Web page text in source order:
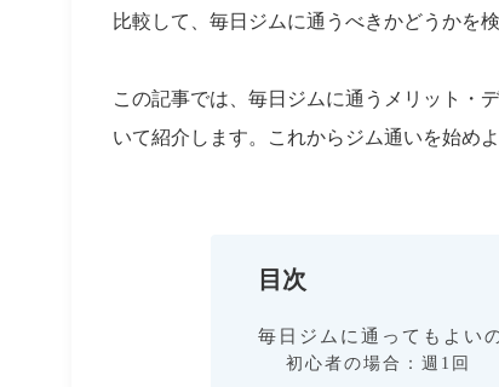
比較して、毎日ジムに通うべきかどうかを
この記事では、毎日ジムに通うメリット・
いて紹介します。これからジム通いを始め
目次
毎日ジムに通ってもよい
初心者の場合：週1回